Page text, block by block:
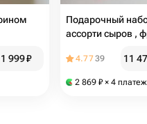
1 999₽
Подарочный
ассорти сыров ,
4.7739 11
2 869 ₽ × 4